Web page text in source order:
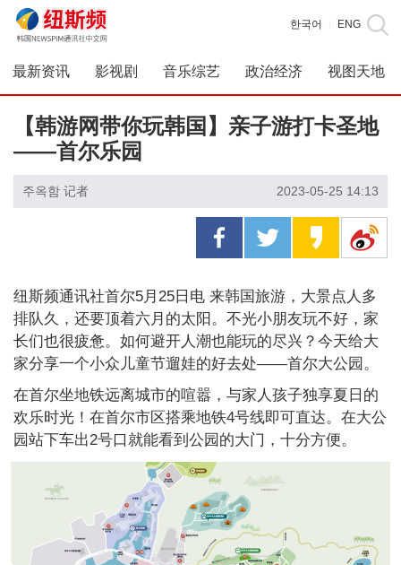
한국어 ENG
最新资讯 影视剧 音乐综艺 政治经济 视图天地
【韩游网带你玩韩国】亲子游打卡圣地
——首尔乐园
주옥함 记者 2023-05-25 14:13
纽斯频通讯社首尔5月25日电 来韩国旅游，大景点人多
排队久，还要顶着六月的太阳。不光小朋友玩不好，家
长们也很疲惫。如何避开人潮也能玩的尽兴？今天给大
家分享一个小众儿童节遛娃的好去处——首尔大公园。
在首尔坐地铁远离城市的喧嚣，与家人孩子独享夏日的
欢乐时光！在首尔市区搭乘地铁4号线即可直达。在大公
园站下车出2号口就能看到公园的大门，十分方便。